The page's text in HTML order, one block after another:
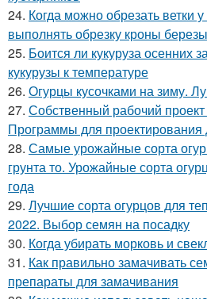
24. Когда можно обрезать ветки
выполнять обрезку кроны березы
25. Боится ли кукуруза осенних
кукурузы к температуре
26. Огурцы кусочками на зиму.
27. Собственный рабочий
Программы для проектирования
28. Самые урожайные сорта
грунта то. Урожайные сорта
года
29. Лучшие сорта огурцов для
2022. Выбор семян на посадку
30. Когда убирать морковь и
31. Как правильно замачивать
препараты для замачивания